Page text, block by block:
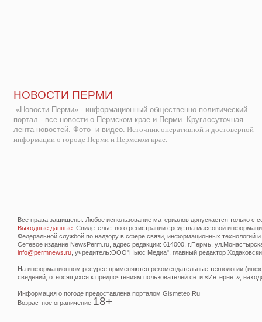
НОВОСТИ ПЕРМИ
«Новости Перми» - информационный общественно-политический
портал - все новости о Пермском крае и Перми. Круглосуточная
лента новостей. Фото- и видео. Источник оперативной и достоверной
информации о городе Перми и Пермском крае.
Все права защищены. Любое использование материалов допускается только с
Выходные данные: Свидетельство о регистрации средства массовой
Федеральной службой по надзору в сфере связи, информационных технологий
Сетевое издание NewsPerm.ru, адрес редакции: 614000, г.Пермь,
info@permnews.ru , учредитель:ООО"Ньюс Медиа", главный редактор
На информационном ресурсе применяются рекомендательные технологии
сведений, относящихся к предпочтениям пользователей сети «Интернет»,
Информация о погоде предоставлена порталом Gismeteo.Ru
Возрастное ограничение 18+